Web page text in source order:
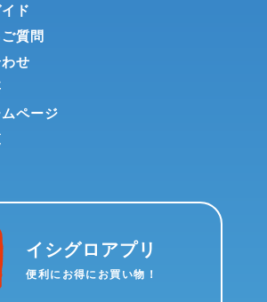
ド
質問
せ
ページ
イシグロアプリ
便利にお得にお買い物！